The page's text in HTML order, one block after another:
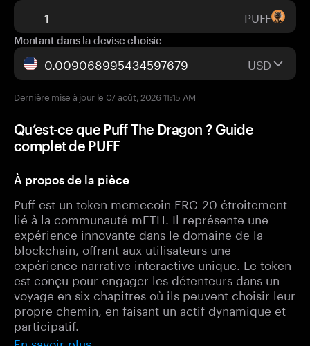
PUFF
Montant dans la devise choisie
USD
Dernière mise à jour le 07 août, 2026 11:15 AM
Qu’est-ce que Puff The Dragon ? Guide
complet de PUFF
À propos de la pièce
Puff est un token memecoin ERC-20 étroitement
lié à la communauté mETH. Il représente une
expérience innovante dans le domaine de la
blockchain, offrant aux utilisateurs une
expérience narrative interactive unique. Le token
est conçu pour engager les détenteurs dans un
voyage en six chapitres où ils peuvent choisir leur
propre chemin, en faisant un actif dynamique et
participatif.